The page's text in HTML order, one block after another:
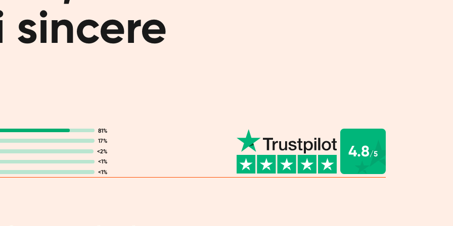
sincere
81%
17%
<2%
<1%
<1%
4.8/5